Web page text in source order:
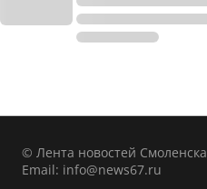
© Лента новостей Смоленска
Email: info@news67.ru